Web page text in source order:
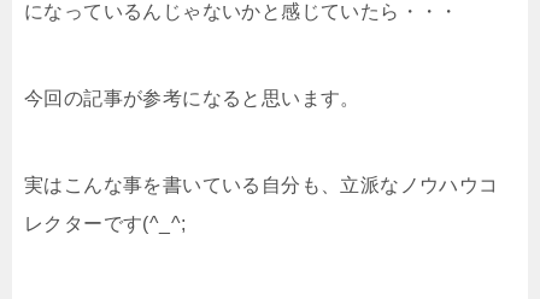
になっているんじゃないかと感じていたら・・・
今回の記事が参考になると思います。
実はこんな事を書いている自分も、立派なノウハウコ
レクターです(^_^;